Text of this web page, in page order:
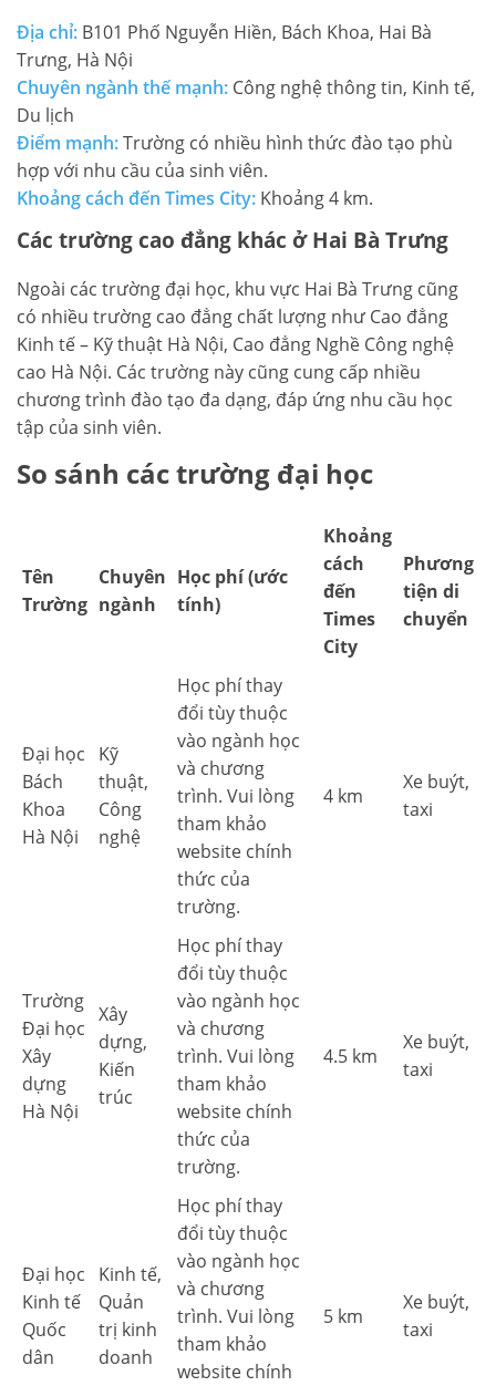
Địa chỉ: B101 Phố Nguyễn Hiền, Bách Khoa, Hai Bà
Trưng, Hà Nội
Chuyên ngành thế mạnh: Công nghệ thông tin, Kinh tế,
Du lịch
Điểm mạnh:Trường có nhiều hình thức đào tạo phù
hợp với nhu cầu của sinh viên.
Khoảng cách đến Times City: Khoảng 4 km.
Các trường cao đẳng khác ở Hai Bà Trưng
Ngoài các trường đại học, khu vực Hai Bà Trưng cũng
có nhiều trường cao đẳng chất lượng như Cao đẳng
Kinh tế – Kỹ thuật Hà Nội, Cao đẳng Nghề Công nghệ
cao Hà Nội. Các trường này cũng cung cấp nhiều
chương trình đào tạo đa dạng, đáp ứng nhu cầu học
tập của sinh viên.
So sánh các trường đại học
Tên
Trường
Chuyên
ngành
Học phí (ước
tính)
Khoảng
cách
đến
Times
City
Phương
tiện di
chuyển
Đại học
Bách
Khoa
Hà Nội
Kỹ
thuật,
Công
nghệ
Học phí thay
đổi tùy thuộc
vào ngành học
và chương
trình. Vui lòng
tham khảo
website chính
thức của
trường.
4 km
Xe buýt,
taxi
Trường
Đại học
Xây
dựng
Hà Nội
Xây
dựng,
Kiến
trúc
Học phí thay
đổi tùy thuộc
vào ngành học
và chương
trình. Vui lòng
tham khảo
website chính
thức của
trường.
4.5 km
Xe buýt,
taxi
Đại học
Kinh tế
Quốc
dân
Kinh tế,
Quản
trị kinh
doanh
Học phí thay
đổi tùy thuộc
vào ngành học
và chương
trình. Vui lòng
tham khảo
website chính
5 km
Xe buýt,
taxi